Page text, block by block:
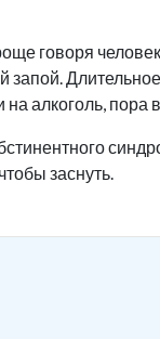
говоря
алкоголь, пора
заснуть.